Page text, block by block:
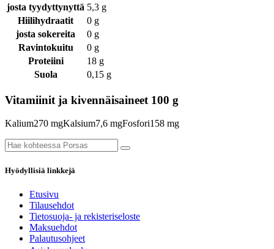
josta tyydyttynyttä 5,3 g
Hiilihydraatit
0 g
josta sokereita
0 g
Ravintokuitu
0 g
Proteiini
18 g
Suola
0,15 g
Vitamiinit ja kivennäisaineet 100 g
Kalium270 mgKalsium7,6 mgFosfori158 mg
Hyödyllisiä linkkejä
Etusivu
Tilausehdot
Tietosuoja- ja rekisteriseloste
Maksuehdot
Palautusohjeet